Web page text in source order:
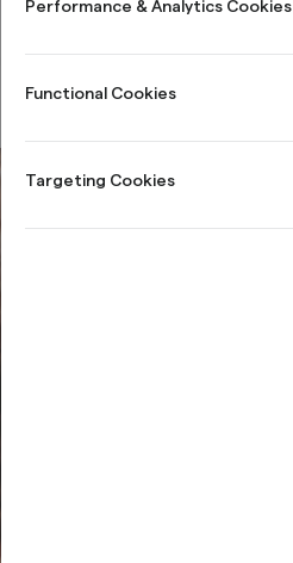
belopp
Performance & Analytics Cookies
Functional Cookies
Targeting Cookies